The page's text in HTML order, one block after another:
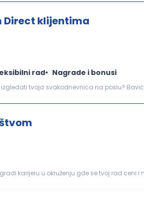
Direct klijentima
rad Nagrade i bonusi
...pozivamo vas da se
karijeru u okruženju gde se tvoj rad ceni i